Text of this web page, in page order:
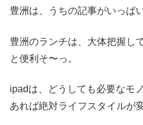
豊洲は、うちの記事がいっぱ
豊洲のランチは、大体把握し
と便利そ〜っ。
ipadは、どうしても必要なモ
あれば絶対ライフスタイルが